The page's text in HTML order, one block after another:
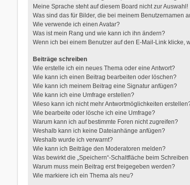
Meine Sprache steht auf diesem Board nicht zur Auswahl!
Was sind das für Bilder, die bei meinem Benutzernamen
Wie verwende ich einen Avatar?
Was ist mein Rang und wie kann ich ihn ändern?
Wenn ich bei einem Benutzer auf den E-Mail-Link klicke,
Beiträge schreiben
Wie erstelle ich ein neues Thema oder eine Antwort?
Wie kann ich einen Beitrag bearbeiten oder löschen?
Wie kann ich meinem Beitrag eine Signatur anfügen?
Wie kann ich eine Umfrage erstellen?
Wieso kann ich nicht mehr Antwortmöglichkeiten
Wie bearbeite oder lösche ich eine Umfrage?
Warum kann ich auf bestimmte Foren nicht zugreifen?
Weshalb kann ich keine Dateianhänge anfügen?
Weshalb wurde ich verwarnt?
Wie kann ich Beiträge den Moderatoren melden?
Was bewirkt die „Speichern“-Schaltfläche beim
Warum muss mein Beitrag erst freigegeben werden?
Wie markiere ich ein Thema als neu?